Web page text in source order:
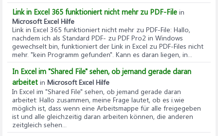
Link in Excel 365 funktioniert nicht mehr zu PDF-File in
Microsoft Excel Hilfe
Link in Excel 365 funktioniert nicht mehr zu PDF-File: Hallo,
nachdem ich als Standard PDF- zu PDF Pro2 in Windows
gewechselt bin, funktioniert der Link in Excel zu PDF-Files nicht
mehr. "kein Programm gefunden". Kann es daran liegen, in...
In Excel im "Shared File" sehen, ob jemand gerade daran
arbeitet in Microsoft Excel Hilfe
In Excel im "Shared File" sehen, ob jemand gerade daran
arbeitet: Hallo zusammen, meine Frage lautet, ob es i.wie
möglich ist, dass wenn eine Arbeitsmappe für alle freigegeben
ist und alle gleichzeitig daran arbeiten können, die anderen
zeitgleich sehen...